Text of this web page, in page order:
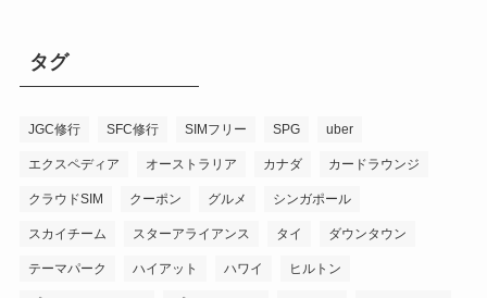
タグ
JGC修行 SFC修行 SIMフリー SPG uber
エクスペディア オーストラリア カナダ カードラウンジ
クラウドSIM クーポン グルメ シンガポール
スカイチーム スターアライアンス タイ ダウンタウン
テーマパーク ハイアット ハワイ ヒルトン